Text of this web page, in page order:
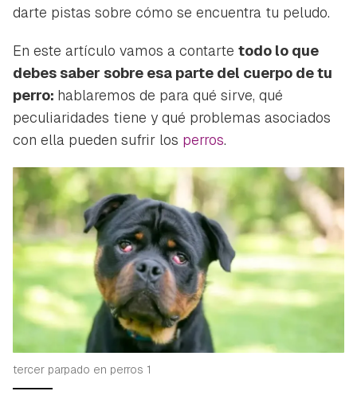
darte pistas sobre cómo se encuentra tu peludo.
En este artículo vamos a contarte todo lo que
debes saber sobre esa parte del cuerpo de tu
perro: hablaremos de para qué sirve, qué
peculiaridades tiene y qué problemas asociados
con ella pueden sufrir los perros.
tercer parpado en perros 1